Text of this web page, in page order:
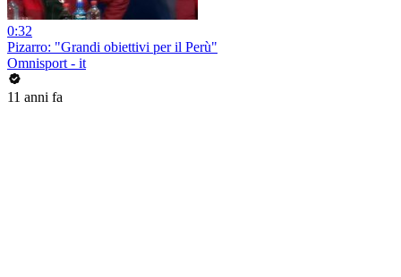
0:32
Pizarro: "Grandi obiettivi per il Perù"
Omnisport - it
11 anni fa